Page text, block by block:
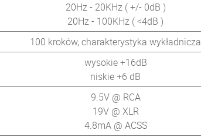
20Hz - 20KHz ( +/- 0dB )
20Hz - 100KHz ( <4dB )
100 kroków, charakterystyka wykładnicza
wysokie +16dB
niskie +6 dB
9.5V @ RCA
19V @ XLR
4.8mA @ ACSS